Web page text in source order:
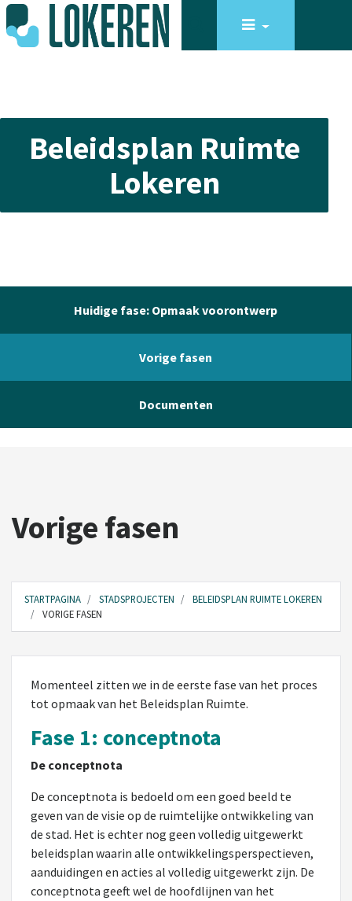
Beleidsplan Ruimte
Lokeren
Huidige fase: Opmaak voorontwerp
Vorige fasen
Documenten
Vorige fasen
STARTPAGINA STADSPROJECTEN
BELEIDSPLAN RUIMTE LOKEREN
VORIGE FASEN
Momenteel zitten we in de eerste fase van het proces
tot opmaak van het Beleidsplan Ruimte.
Fase 1: conceptnota
De conceptnota
De conceptnota is bedoeld om een goed beeld te
geven van de visie op de ruimtelijke ontwikkeling van
de stad. Het is echter nog geen volledig uitgewerkt
beleidsplan waarin alle ontwikkelingsperspectieven,
aanduidingen en acties al volledig uitgewerkt zijn. De
conceptnota geeft wel de hoofdlijnen van het